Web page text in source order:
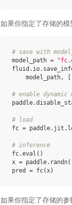
如果你指定了存储的
# save with
model_path =
fluid . io.
model_path,
# enable dynamic
paddle.
# load
fc = paddle. jit .
# inference
fc.eval ()
x = paddle. randn
pred
= fc(x)
如果你指定了存储的